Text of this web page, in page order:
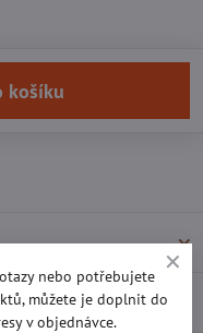
košíku
nebo potřebujete
můžete je doplnit do
v objednávce.